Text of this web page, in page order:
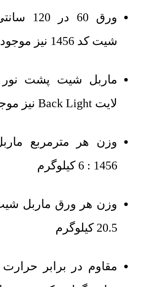
ورق 60
شیت کد 1456 نیز موجود است
ماربل شیت پشت نور
لایت Back Light نیز موجود است
وزن هر مترمربع
1456 : 6 کیلوگرم
20.5 کیلوگرم